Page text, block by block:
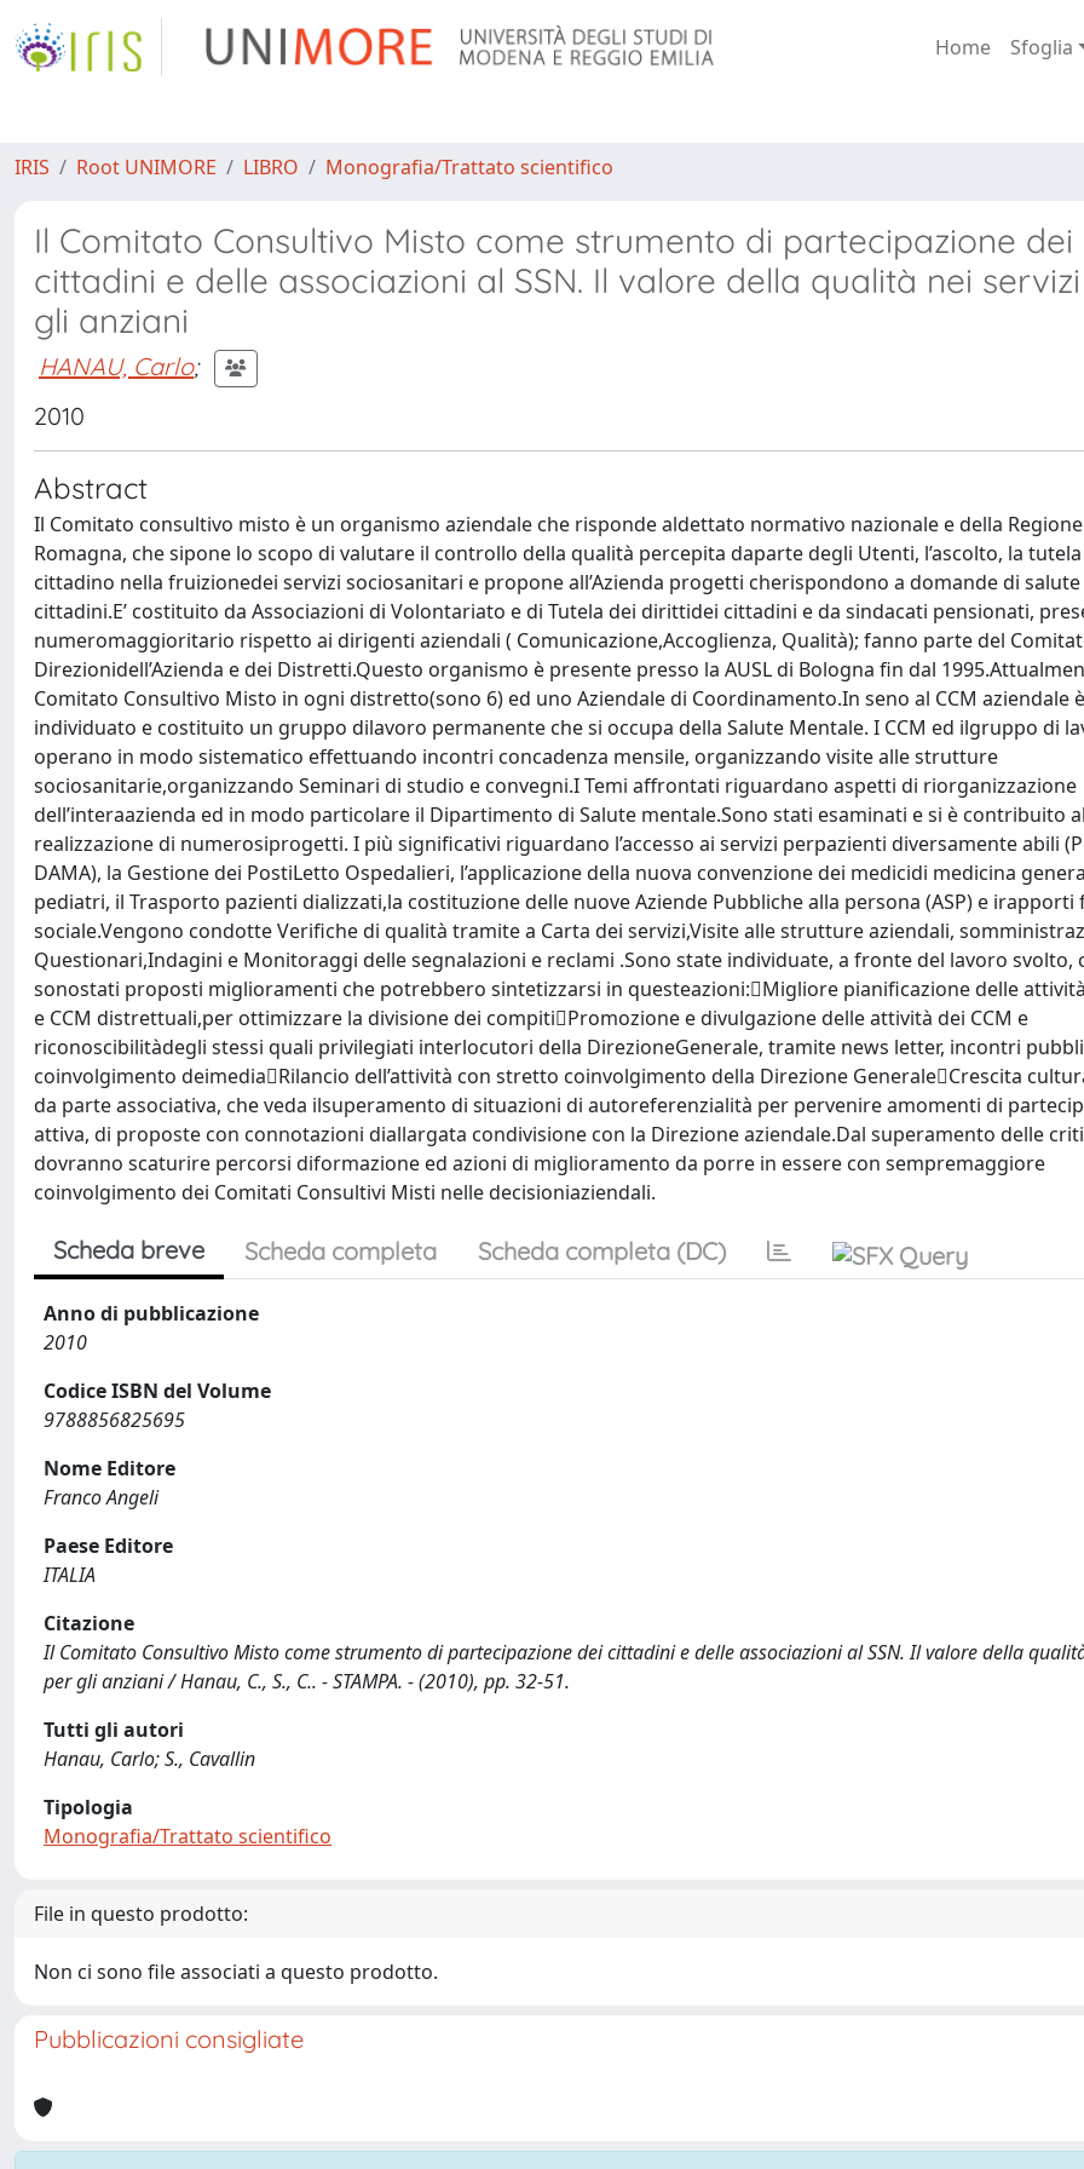
Home Sfoglia
IRIS Root UNIMORE LIBRO Monografia/Trattato scientifico
Il Comitato Consultivo Misto come strumento di partecipazione dei
cittadini e delle associazioni al SSN. Il valore della qualità nei
gli anziani
HANAU, Carlo;
2010
Abstract
Il Comitato consultivo misto è un organismo aziendale che risponde aldettato normativo nazionale e della
Romagna, che sipone lo scopo di valutare il controllo della qualità percepita daparte degli Utenti, l’ascolto, la
cittadino nella fruizionedei servizi sociosanitari e propone all’Azienda progetti cherispondono a domande di salute
cittadini.E’ costituito da Associazioni di Volontariato e di Tutela dei dirittidei cittadini e da sindacati pensionati,
numeromaggioritario rispetto ai dirigenti aziendali ( Comunicazione,Accoglienza, Qualità); fanno parte del
Direzionidell’Azienda e dei Distretti.Questo organismo è presente presso la AUSL di Bologna fin dal
Comitato Consultivo Misto in ogni distretto(sono 6) ed uno Aziendale di Coordinamento.In seno al CCM aziendale
individuato e costituito un gruppo dilavoro permanente che si occupa della Salute Mentale. I CCM ed ilgruppo di
operano in modo sistematico effettuando incontri concadenza mensile, organizzando visite alle strutture
sociosanitarie,organizzando Seminari di studio e convegni.I Temi affrontati riguardano aspetti di riorganizzazione
dell’interaazienda ed in modo particolare il Dipartimento di Salute mentale.Sono stati esaminati e si è contribuito
realizzazione di numerosiprogetti. I più significativi riguardano l’accesso ai servizi perpazienti diversamente abili
DAMA), la Gestione dei PostiLetto Ospedalieri, l’applicazione della nuova convenzione dei medicidi medicina
pediatri, il Trasporto pazienti dializzati,la costituzione delle nuove Aziende Pubbliche alla persona (ASP) e irapporti
sociale.Vengono condotte Verifiche di qualità tramite a Carta dei servizi,Visite alle strutture aziendali,
Questionari,Indagini e Monitoraggi delle segnalazioni e reclami .Sono state individuate, a fronte del lavoro svolto,
sonostati proposti miglioramenti che potrebbero sintetizzarsi in questeazioni:Migliore pianificazione delle attività
e CCM distrettuali,per ottimizzare la divisione dei compitiPromozione e divulgazione delle attività dei CCM e
riconoscibilitàdegli stessi quali privilegiati interlocutori della DirezioneGenerale, tramite news letter, incontri
coinvolgimento deimediaRilancio dell’attività con stretto coinvolgimento della Direzione GeneraleCrescita
da parte associativa, che veda ilsuperamento di situazioni di autoreferenzialità per pervenire amomenti di
attiva, di proposte con connotazioni diallargata condivisione con la Direzione aziendale.Dal superamento delle
dovranno scaturire percorsi diformazione ed azioni di miglioramento da porre in essere con sempremaggiore
coinvolgimento dei Comitati Consultivi Misti nelle decisioniaziendali.
Scheda breve Scheda completa Scheda completa (DC)
Anno di pubblicazione
2010
Codice ISBN del Volume
9788856825695
Nome Editore
Franco Angeli
Paese Editore
ITALIA
Citazione
Il Comitato Consultivo Misto come strumento di partecipazione dei cittadini e delle associazioni al SSN. Il valore della
per gli anziani / Hanau, C., S., C.. - STAMPA. - (2010), pp. 32-51.
Tutti gli autori
Hanau, Carlo; S., Cavallin
Tipologia
Monografia/Trattato scientifico
File in questo prodotto:
Non ci sono file associati a questo prodotto.
Pubblicazioni consigliate